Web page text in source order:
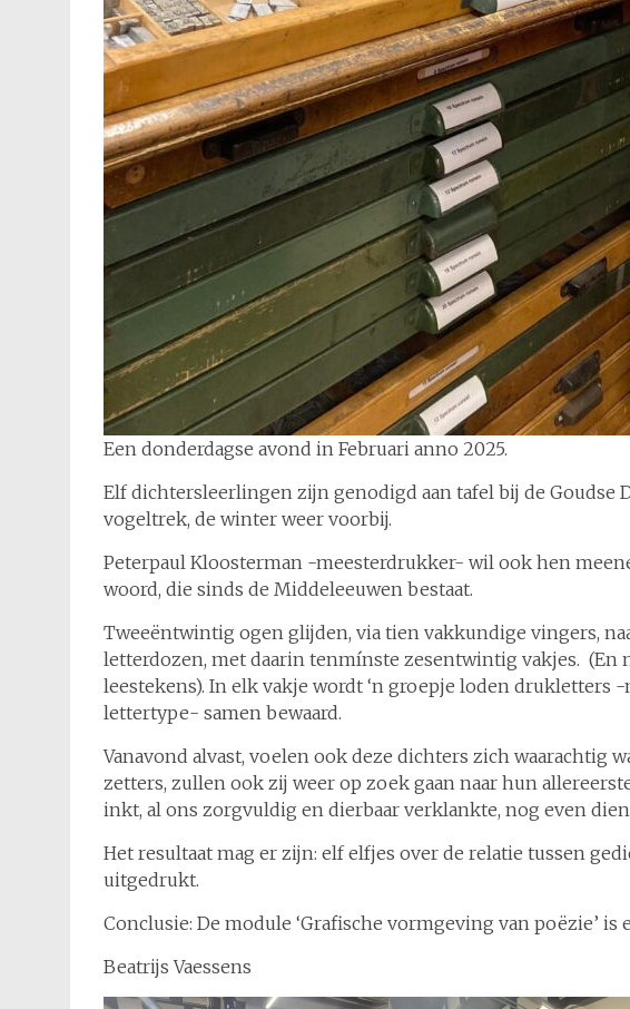
Een donderdagse avond in Februari anno 2025.
Elf dichtersleerlingen zijn genodigd aan tafel bij de Goudse
vogeltrek, de winter weer voorbij.
Peterpaul Kloosterman -meesterdrukker- wil ook hen
woord, die sinds de Middeleeuwen bestaat.
Tweeëntwintig ogen glijden, via tien vakkundige vingers,
letterdozen, met daarin tenmínste zesentwintig vakjes. (En
leestekens). In elk vakje wordt ‘n groepje loden drukletters
lettertype- samen bewaard.
Vanavond alvast, voelen ook deze dichters zich waarachtig
zetters, zullen ook zij weer op zoek gaan naar hun
inkt, al ons zorgvuldig en dierbaar verklankte, nog even
Het resultaat mag er zijn: elf elfjes over de relatie tussen
uitgedrukt.
Conclusie: De module ‘Grafische vormgeving van poëzie’ is
Beatrijs Vaessens